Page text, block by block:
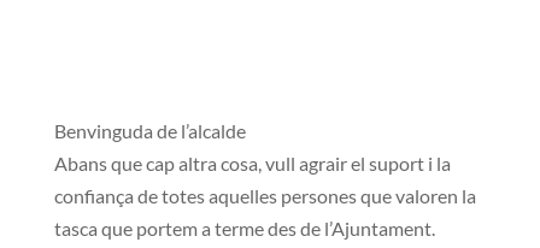
Benvinguda de l’alcalde
Abans que cap altra cosa, vull agrair el suport i la
confiança de totes aquelles persones que valoren la
tasca que portem a terme des de l’Ajuntament.